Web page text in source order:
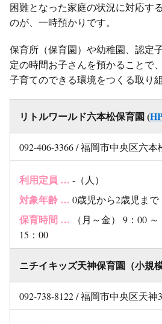
困難となった家庭の状況に対応す
のが、一時預かりです。
保育所（保育園）や幼稚園、認定
定の時間お子さんを預かることで
子育てのできる環境をつくる取り
リトルワールド六本松保育園 (
092-406-3366 / 福岡市中央区六本
利用定員 … -（人）
対象年齢 … 0歳児から2歳児まで
保育時間 … （月～金） 9：00
15：00
ニチイキッズ天神保育園（小規
092-738-8122 / 福岡市中央区天神